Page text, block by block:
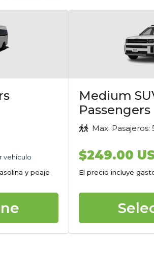
vehículo
y peaje
Medium
Passengers
Max. Pasajeros:
$249.00
El precio incluye